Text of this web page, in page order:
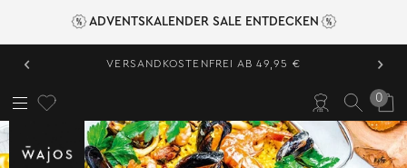
ADVENTSKALENDER SALE ENTDECKEN
‹ VERSANDKOSTENFREI AB 49,95 € ›
0